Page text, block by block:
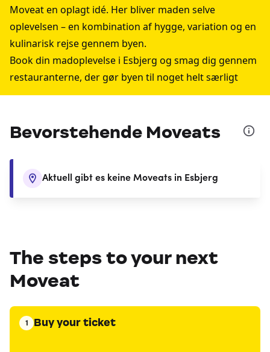
Moveat en oplagt idé. Her bliver maden selve
oplevelsen – en kombination af hygge, variation og en
kulinarisk rejse gennem byen.
Book din madoplevelse i Esbjerg og smag dig gennem
restauranterne, der gør byen til noget helt særligt
Bevorstehende Moveats
Aktuell gibt es keine Moveats in Esbjerg
The steps to your next
Moveat
1 Buy your ticket